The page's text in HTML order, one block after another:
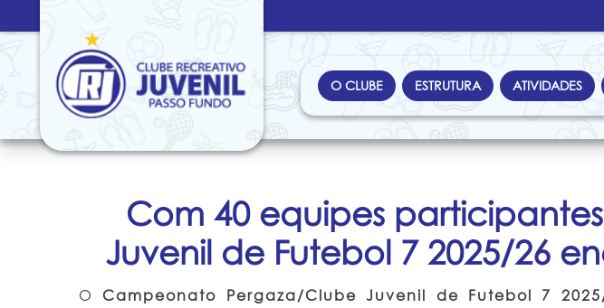
O CLUBE ESTRUTURA ATIVIDADES
Com 40 equipes
Juvenil de Futebol 7 2025/26
O Campeonato Pergaza/Clube Juvenil de Futebol 7